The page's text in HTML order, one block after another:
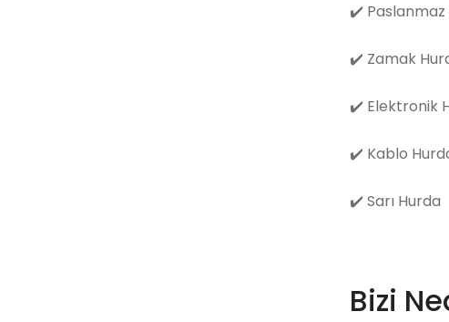
✔️ Paslanmaz
✔️ Zamak
✔️ Elektronik
✔️ Kablo
✔️ Sarı Hurda
Bizi